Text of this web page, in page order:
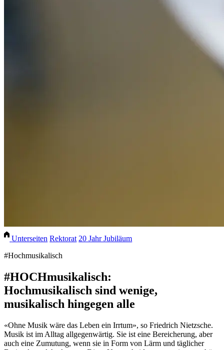
Unterseiten Rektorat 20 Jahr Jubiläum
#Hochmusikalisch
#HOCHmusikalisch:
Hochmusikalisch sind wenige,
musikalisch hingegen alle
«Ohne Musik wäre das Leben ein Irrtum», so Friedrich Nietzsche.
Musik ist im Alltag allgegenwärtig. Sie ist eine Bereicherung, aber
auch eine Zumutung, wenn sie in Form von Lärm und täglicher